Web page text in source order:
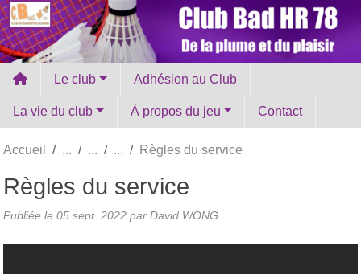
Le club Adhésion au Club
La vie du club À propos du jeu Contact
Accueil Règles du service
Règles du service
Publiée le 05 sept. 2022 par David WONG
Panneau de gestion des cookies